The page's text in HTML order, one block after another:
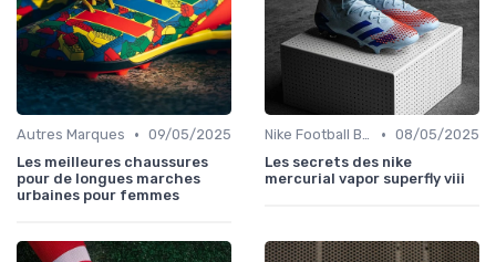
Autres Marques • 09/05/2025
Les meilleures chaussures
pour de longues marches
urbaines pour femmes
Nike Football Boots • 08/05/2025
Les secrets des nike
mercurial vapor superfly viii